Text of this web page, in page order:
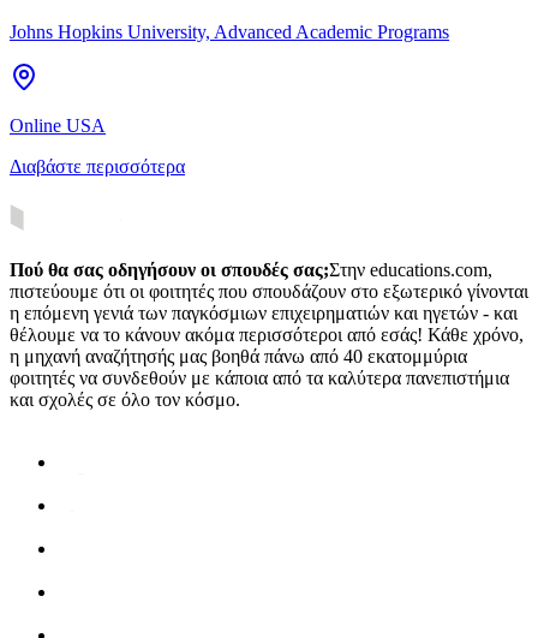
Johns Hopkins University, Advanced Academic Programs
Online USA
Διαβάστε περισσότερα
Πού θα σας οδηγήσουν οι σπουδές σας;Στην educations.com,
πιστεύουμε ότι οι φοιτητές που σπουδάζουν στο εξωτερικό γίνονται
η επόμενη γενιά των παγκόσμιων επιχειρηματιών και ηγετών - και
θέλουμε να το κάνουν ακόμα περισσότεροι από εσάς! Κάθε χρόνο,
η μηχανή αναζήτησής μας βοηθά πάνω από 40 εκατομμύρια
φοιτητές να συνδεθούν με κάποια από τα καλύτερα πανεπιστήμια
και σχολές σε όλο τον κόσμο.